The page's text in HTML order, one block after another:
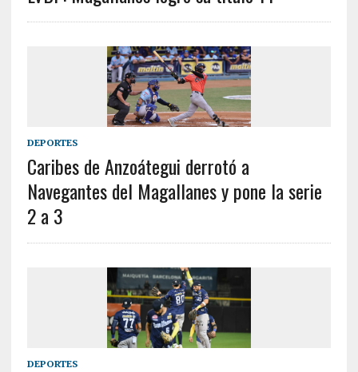
DEPORTES
Caribes de Anzoátegui derrotó a
Navegantes del Magallanes y pone la serie
2 a 3
DEPORTES